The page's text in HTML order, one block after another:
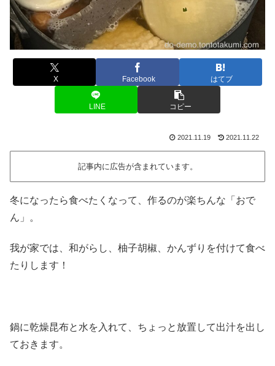
X Facebook はてブ
LINE コピー
2021.11.19 2021.11.22
記事内に広告が含まれています。
冬になったら食べたくなって、作るのが楽ちんな「おで
ん」。
我が家では、和がらし、柚子胡椒、かんずりを付けて食べ
たりします！
鍋に乾燥昆布と水を入れて、ちょっと放置して出汁を出し
ておきます。